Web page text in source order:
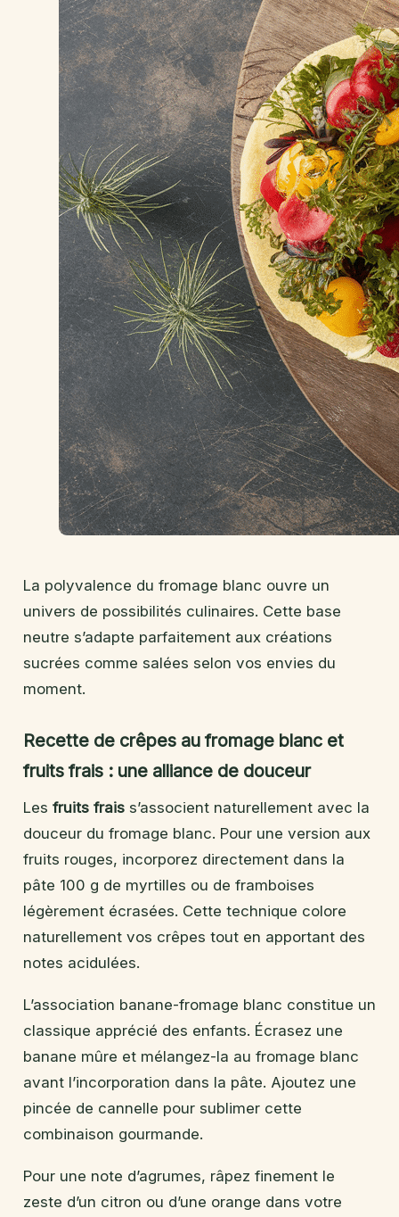
La polyvalence du fromage blanc ouvre un
univers de possibilités culinaires. Cette base
neutre s’adapte parfaitement aux créations
sucrées comme salées selon vos envies du
moment.
Recette de crêpes au fromage blanc et
fruits frais : une alliance de douceur
Les fruits frais s’associent naturellement avec la
douceur du fromage blanc. Pour une version aux
fruits rouges, incorporez directement dans la
pâte 100 g de myrtilles ou de framboises
légèrement écrasées. Cette technique colore
naturellement vos crêpes tout en apportant des
notes acidulées.
L’association banane-fromage blanc constitue un
classique apprécié des enfants. Écrasez une
banane mûre et mélangez-la au fromage blanc
avant l’incorporation dans la pâte. Ajoutez une
pincée de cannelle pour sublimer cette
combinaison gourmande.
Pour une note d’agrumes, râpez finement le
zeste d’un citron ou d’une orange dans votre